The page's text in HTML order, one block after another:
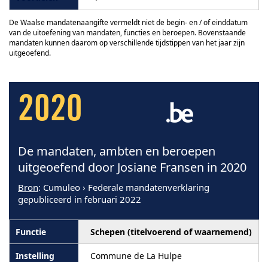
De Waalse mandatenaangifte vermeldt niet de begin- en / of einddatum
van de uitoefening van mandaten, functies en beroepen. Bovenstaande
mandaten kunnen daarom op verschillende tijdstippen van het jaar zijn
uitgeoefend.
2020
De mandaten, ambten en beroepen
uitgeoefend door Josiane Fransen in 2020
Bron: Cumuleo › Federale mandatenverklaring
gepubliceerd in februari 2022
Schepen (titelvoerend of waarnemend)
Commune de La Hulpe